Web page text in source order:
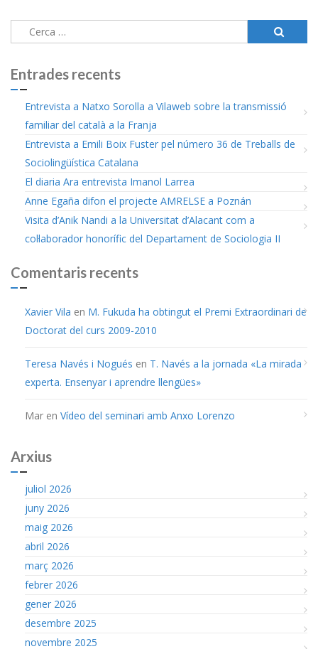
Cerca:
Entrades recents
Entrevista a Natxo Sorolla a Vilaweb sobre la transmissió
familiar del català a la Franja
Entrevista a Emili Boix Fuster pel número 36 de Treballs de
Sociolingüística Catalana
El diaria Ara entrevista Imanol Larrea
Anne Egaña difon el projecte AMRELSE a Poznán
Visita d’Anik Nandi a la Universitat d’Alacant com a
col·laborador honorífic del Departament de Sociologia II
Comentaris recents
Xavier Vila en M. Fukuda ha obtingut el Premi Extraordinari de
Doctorat del curs 2009-2010
Teresa Navés i Nogués en T. Navés a la jornada «La mirada
experta. Ensenyar i aprendre llengües»
Mar en Vídeo del seminari amb Anxo Lorenzo
Arxius
juliol 2026
juny 2026
maig 2026
abril 2026
març 2026
febrer 2026
gener 2026
desembre 2025
novembre 2025